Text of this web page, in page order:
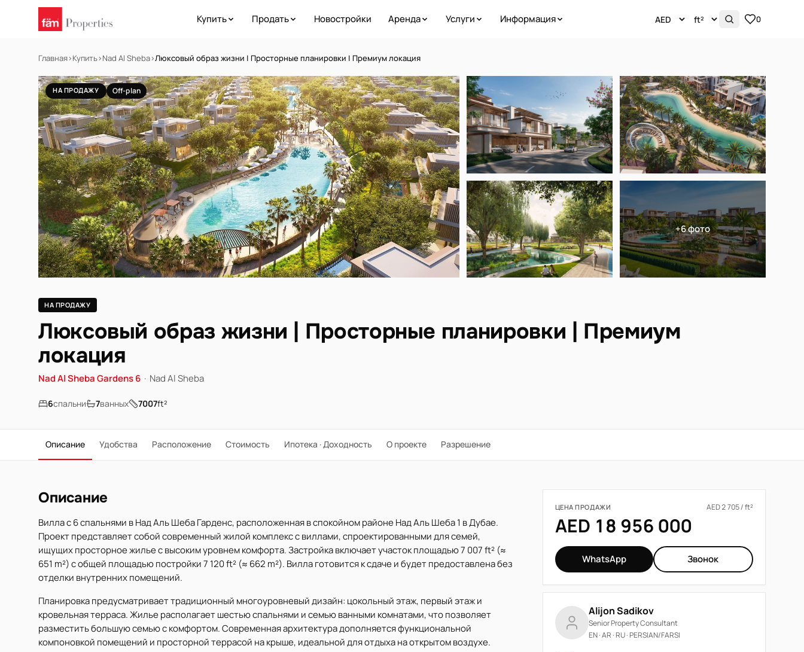
Купить Продать Новостройки Аренда Услуги Информация 0
Главная›Купить›Nad Al Sheba›Люксовый образ жизни | Просторные планировки | Премиум локация
НА ПРОДАЖУ Off-plan
+6 фото
НА ПРОДАЖУ
Люксовый образ жизни | Просторные планировки | Премиум
локация
Nad Al Sheba Gardens 6 · Nad Al Sheba
6спальни 7ванных 7007ft²
Описание Удобства Расположение Стоимость Ипотека · Доходность О проекте Разрешение
Описание
Вилла с 6 спальнями в Над Аль Шеба Гарденс, расположенная в спокойном районе Над Аль Шеба 1 в Дубае.
Проект представляет собой современный жилой комплекс с виллами, спроектированными для семей,
ищущих просторное жилье с высоким уровнем комфорта. Застройка включает участок площадью 7 007 ft² (≈
651 m²) с общей площадью постройки 7 120 ft² (≈ 662 m²). Вилла готовится к сдаче и будет предоставлена без
отделки внутренних помещений.
Планировка предусматривает традиционный многоуровневый дизайн: цокольный этаж, первый этаж и
кровельная терраса. Жилье располагает шестью спальнями и семью ванными комнатами, что позволяет
разместить большую семью с комфортом. Современная архитектура дополняется функциональной
компоновкой помещений и просторной террасой на крыше, идеальной для отдыха на открытом воздухе.
ЦЕНА ПРОДАЖИ AED 2 705 / ft²
AED 18 956 000
WhatsApp Звонок
Alijon Sadikov
Senior Property Consultant
EN · AR · RU · PERSIAN/FARSI